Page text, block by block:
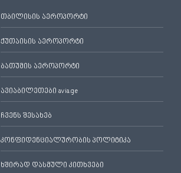
თბილისის აეროპორტი
ქუთაისის აეროპორტი
ბათუმის აეროპორტი
ავიაბილეთები avia.ge
ჩვენს შესახებ
კონფიდენციალურობის პოლიტიკა
ხშირად დასმული კითხვები